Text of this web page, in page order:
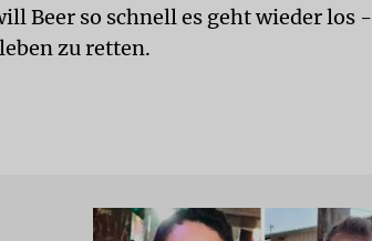
Beer so schnell es geht wieder los
zu retten.